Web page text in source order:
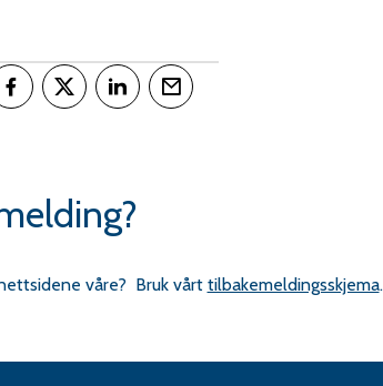
våre? Bruk vårt tilbakemeldingsskjema.